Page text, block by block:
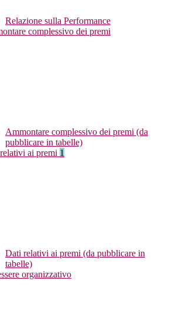
Relazione sulla Performance
complessivo dei premi
Ammontare complessivo dei premi (da
pubblicare in tabelle)
ai premi 1
Dati relativi ai premi (da pubblicare in
tabelle)
organizzativo